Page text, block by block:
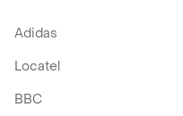
Adidas
Locatel
BBC